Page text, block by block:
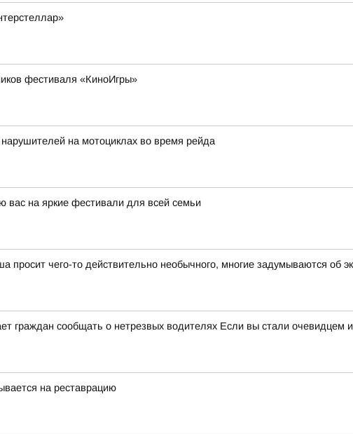
фестиваля «КиноИгры»
на мотоциклах во время рейда
на яркие фестивали для всей семьи
просит чего-то действительно необычного, многие задумываются об
граждан сообщать о нетрезвых водителях Если вы стали очевидцем
на реставрацию